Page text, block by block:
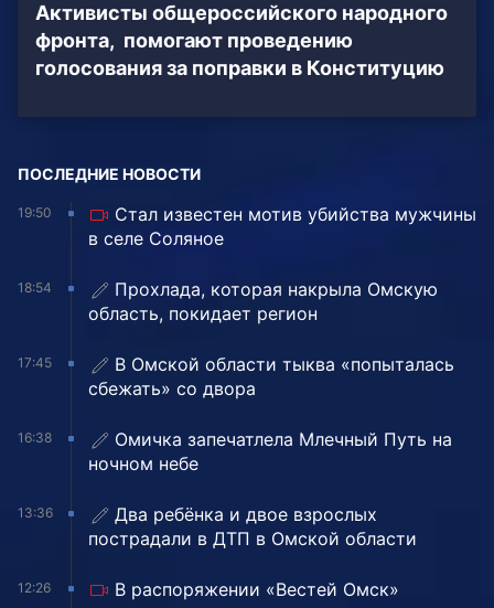
Активисты общероссийского народного
фронта, помогают проведению
голосования за поправки в Конституцию
ПОСЛЕДНИЕ НОВОСТИ
19:50
Стал известен мотив убийства мужчины
в селе Соляное
18:54
Прохлада, которая накрыла Омскую
область, покидает регион
17:45
В Омской области тыква «попыталась
сбежать» со двора
16:38
Омичка запечатлела Млечный Путь на
ночном небе
13:36
Два ребёнка и двое взрослых
пострадали в ДТП в Омской области
12:26
В распоряжении «Вестей Омск»